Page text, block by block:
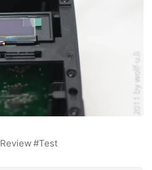
Review Test